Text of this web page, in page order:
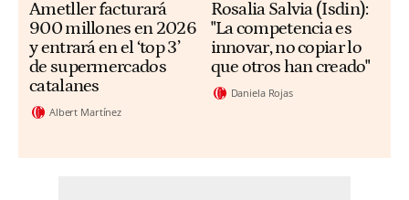
Ametller facturará
900 millones en 2026
y entrará en el ‘top 3’
de supermercados
catalanes
Albert Martínez
Rosalia Salvia (Isdin):
"La competencia es
innovar, no copiar lo
que otros han creado"
Daniela Rojas